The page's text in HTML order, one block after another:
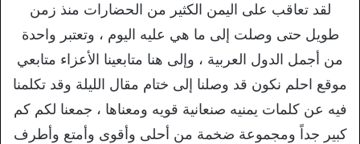
لقد تعاقب على اليمن الكثير من الحضارات منذ زمن
طويل حتى وصلت إلى ما هي عليه اليوم ، وتعتبر واحدة
من أجمل الدول العربية ، وإلى هنا متابعينا الأعزاء متابعي
موقع احلم نكون قد وصلنا إلى ختام مقال الليلة وقد تكلمنا
فيه عن كلمات يمنيه صنعانية قويه ومعناها ، جمعنا لكم كم
كبير جداً ومجموعة ضخمة من أحلى وأقوى وأمتع وأطرف